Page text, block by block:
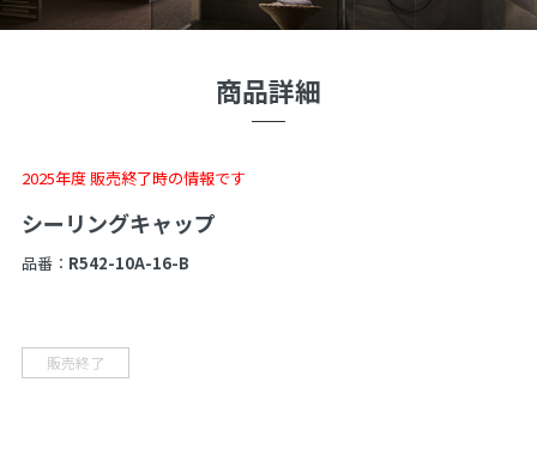
商品詳細
2025年度 販売終了時の情報です
シーリングキャップ
品番： R542-10A-16-B
販売終了